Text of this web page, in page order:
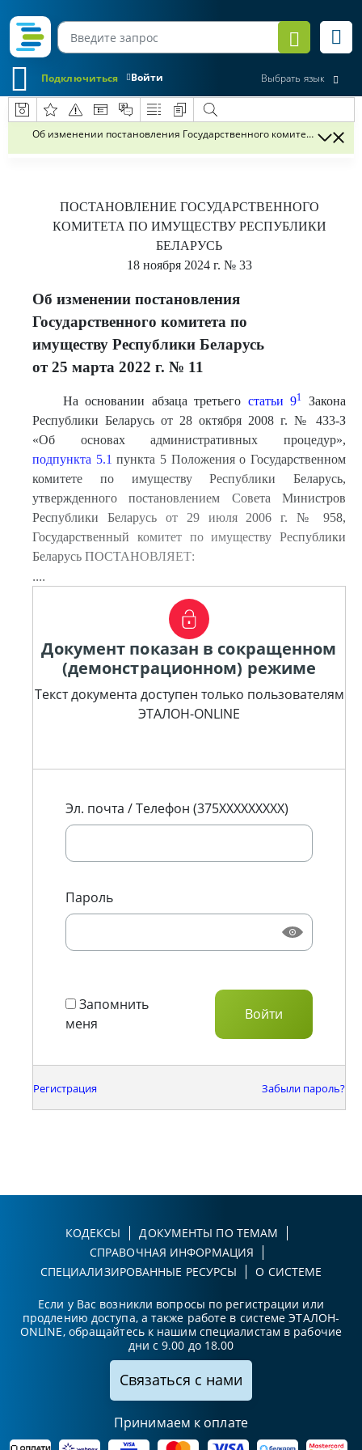
Войти
Подключиться Выбрать язык
Об изменении постановления Государственного комитета по
ПОСТАНОВЛЕНИЕ ГОСУДАРСТВЕННОГО
КОМИТЕТА ПО ИМУЩЕСТВУ РЕСПУБЛИКИ
БЕЛАРУСЬ
18 ноября 2024 г. № 33
Об изменении постановления
Государственного комитета по
имуществу Республики Беларусь
от 25 марта 2022 г. № 11
На основании абзаца третьего статьи 91
Закона
Республики Беларусь от 28 октября 2008 г. № 433-З
«Об основах административных процедур»,
подпункта 5.1 пункта 5 Положения о Государственном
комитете по имуществу Республики Беларусь,
утвержденного постановлением Совета Министров
Республики Беларусь от 29 июля 2006 г. № 958,
Государственный комитет по имуществу Республики
Беларусь ПОСТАНОВЛЯЕТ:
....
Документ показан в сокращенном
(демонстрационном) режиме
Текст документа доступен только пользователям
ЭТАЛОН-ONLINE
Эл. почта / Телефон (375XXXXXXXXX)
Пароль
Запомнить
меня
Регистрация Забыли пароль?
КОДЕКСЫ
ДОКУМЕНТЫ ПО ТЕМАМ
СПРАВОЧНАЯ ИНФОРМАЦИЯ
СПЕЦИАЛИЗИРОВАННЫЕ РЕСУРСЫ
О СИСТЕМЕ
Если у Вас возникли вопросы по регистрации или
продлению доступа, а также работе в системе ЭТАЛОН-
ONLINE, обращайтесь к нашим специалистам в рабочие
дни с 9.00 до 18.00
Связаться с нами
Принимаем к оплате